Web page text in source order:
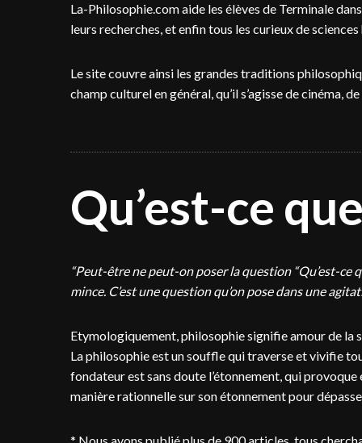
La-Philosophie.com aide les élèves de Terminale
leurs recherches, et enfin tous les curieux de
Le site couvre ainsi les grandes traditions
champ culturel en général, qu’il s’agisse de cinéma,
Qu’est-ce
“Peut-être ne peut-on poser la question “Qu’est-ce
mince. C’est une question qu’on pose dans une
Etymologiquement, philosophie signifie amour de la
La philosophie est un souffle qui traverse et vivifie
fondateur est sans doute l’étonnement, qui
manière rationnelle sur son étonnement pour